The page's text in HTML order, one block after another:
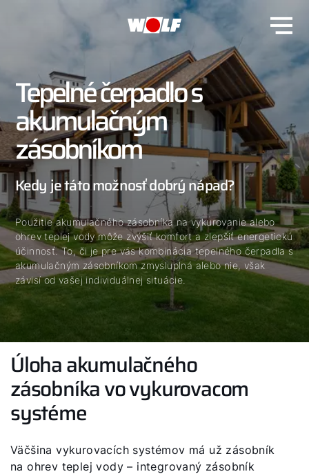
Tepelné čerpadlo s
akumulačným
zásobníkom
Kedy je táto možnosť dobrý nápad?
Použitie akumulačného zásobníka na vykurovanie alebo
ohrev teplej vody môže zvýšiť komfort a zlepšiť energetickú
účinnosť. To, či je pre vás kombinácia tepelného čerpadla s
akumulačným zásobníkom zmysluplná alebo nie, však
závisí od vašej individuálnej situácie.
Úloha akumulačného
zásobníka vo vykurovacom
systéme
Väčšina vykurovacích systémov má už zásobník
na ohrev teplej vody – integrovaný zásobník